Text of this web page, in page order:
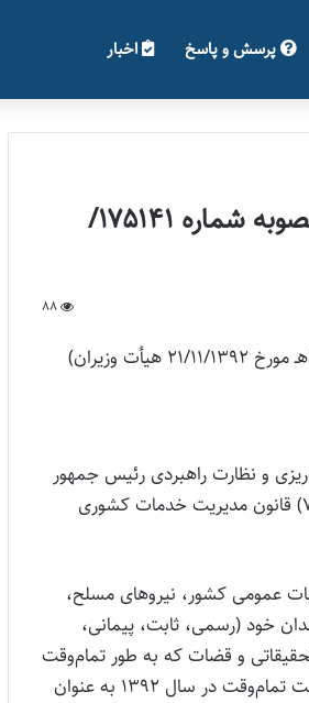
پرسش و پاسخ اخبار
تصویب‌نامه درخصوص نحوه پرداخت عیدی به کارکنان دولت (مصوبه شماره ۱۷۵۱۴۱/
88
شماره ۹۵۹۲۸ مورخ ۲۰/۱۱/۱۳۹۲ معاونت برنامه‌ریزی و نظارت راهبردی رئیس جمهور
و به استناد ماده واحده قانون نحوه پرداخت عیدی به کارکنان دولت -مصوب ۱۳۷۴- و ماده (۷۵) قانون مدیریت خدمات کشوری
مدیریت خدمات کشوری و ماده (۵) قانون محاسبات عمومی کشور، نیروهای مسلح،
خود (رسمی، ثابت، پیمانی،
و قضات که به طور تمام‌وقت
اشتغال به کار دارند، مبلغ ثابت پنج‌ میلیون و سی هزار (۵.۰۳۰.۰۰۰) ریال به نسبت مدت خدمت تمام‌وقت در سال ۱۳۹۲ به عنوان